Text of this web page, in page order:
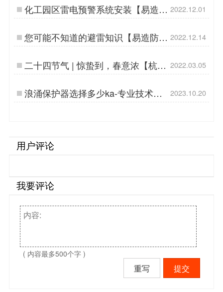
化工园区雷电预警系统安装【易造防
雷】…
2022.12.01
您可能不知道的避雷知识【易造防
雷】…
2022.12.14
二十四节气 | 惊蛰到，春意浓【杭州
易造】…
2022.03.05
浪涌保护器选择多少ka-专业技术为
你推荐选型-易造防雷…
2023.10.20
用户评论
我要评论
( 内容最多500个字 )
重写 提交